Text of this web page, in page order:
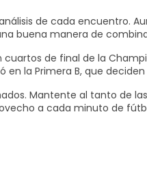
de cada encuentro.
buena manera de
de final de la
la Primera B, que
Mantente al tanto de
a cada minuto de